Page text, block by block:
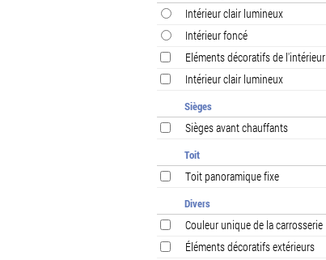
Intérieur clair lumineux
Intérieur foncé
Eléments décoratifs de l'intérieur
Intérieur clair lumineux
Sièges
Sièges avant chauffants
Toit
Toit panoramique fixe
Divers
Couleur unique de la carrosserie
Éléments décoratifs extérieurs